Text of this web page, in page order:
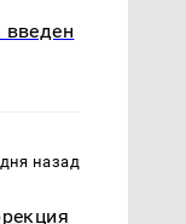
введен
назад